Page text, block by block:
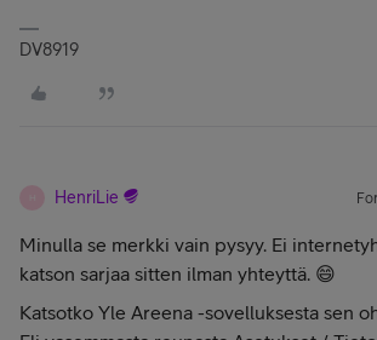
DV8919
HenriLie
Minulla se merkki vain pysyy. Ei
katson sarjaa sitten ilman yhteyttä. 😄
Katsotko Yle Areena -sovelluksesta sen